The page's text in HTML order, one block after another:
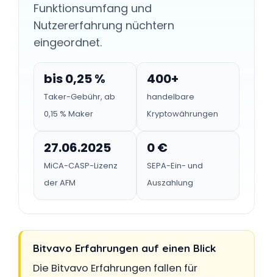
Funktionsumfang und
Nutzererfahrung nüchtern
eingeordnet.
bis 0,25 %
Taker-Gebühr, ab
0,15 % Maker
400+
handelbare
Kryptowährungen
27.06.2025
MiCA-CASP-Lizenz
der AFM
0 €
SEPA-Ein- und
Auszahlung
Bitvavo Erfahrungen auf einen Blick
Die Bitvavo Erfahrungen fallen für